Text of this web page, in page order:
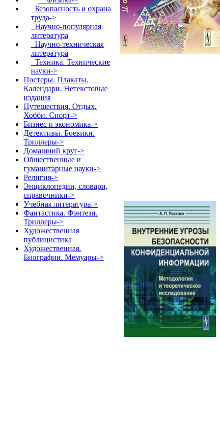
Безопасность и охрана
труда->
Научно-популярная
литература
Научно-техническая
литература
Техника. Технические
науки->
Постеры. Плакаты.
Календари. Нетекстовые
издания
Путешествия. Отдых.
Хобби. Спорт->
Бизнес и экономика->
Детективы. Боевики.
Триллеры->
Домашний круг->
Общественные и
гуманитарные науки->
Религия->
Энциклопедии, словари,
справочники->
Учебная литература->
Фантастика. Фэнтези.
Триллеры->
Художественная
публицистика
Художественная.
Биографии. Мемуары->